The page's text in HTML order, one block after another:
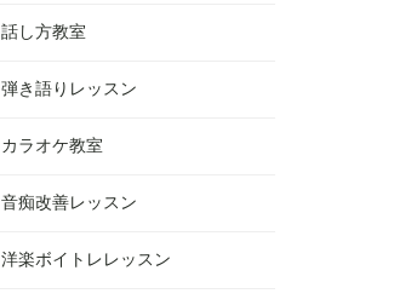
話し方教室
弾き語りレッスン
カラオケ教室
音痴改善レッスン
洋楽ボイトレレッスン